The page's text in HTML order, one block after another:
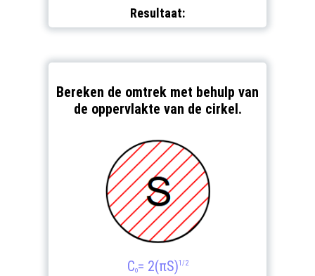
Resultaat:
Bereken de omtrek met behulp van
de oppervlakte van de cirkel.
Co= 2(πS)1/2